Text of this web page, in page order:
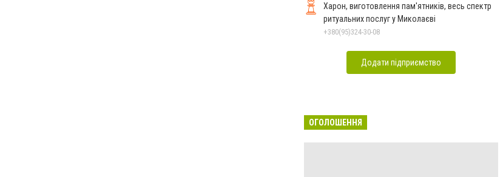
Харон, виготовлення пам'ятників, весь спектр
ритуальних послуг у Миколаєві
+380(95)324-30-08
Додати підприємство
ОГОЛОШЕННЯ